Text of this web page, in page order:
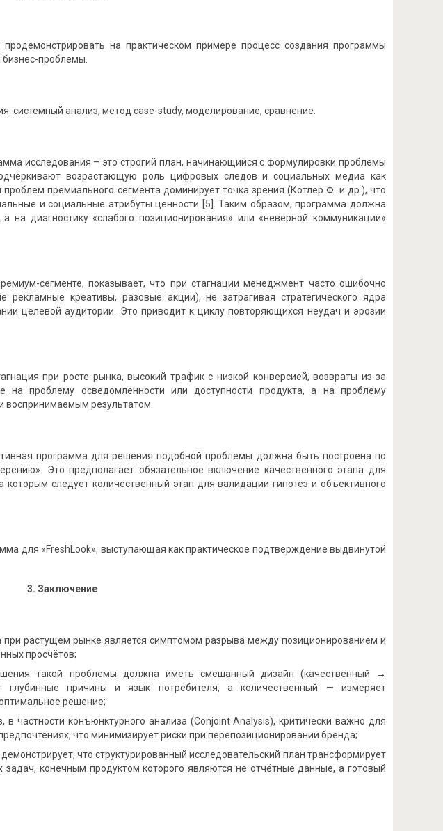
на практическом примере процесс создания программы
проблемы.
системный анализ, метод case-study, моделирование, сравнение.
исследования – это строгий план, начинающийся с формулировки проблемы
возрастающую роль цифровых следов и социальных медиа как
премиального сегмента доминирует точка зрения (Котлер Ф. и др.), что
и социальные атрибуты ценности [5]. Таким образом, программа должна
на диагностику «слабого позиционирования» или «неверной коммуникации»
сегменте, показывает, что при стагнации менеджмент часто ошибочно
рекламные креативы, разовые акции), не затрагивая стратегического ядра
целевой аудитории. Это приводит к циклу повторяющихся неудач и эрозии
при росте рынка, высокий трафик с низкой конверсией, возвраты из-за
на проблему осведомлённости или доступности продукта, а на проблему
воспринимаемым результатом.
программа для решения подобной проблемы должна быть построена по
Это предполагает обязательное включение качественного этапа для
следует количественный этап для валидации гипотез и объективного
для «FreshLook», выступающая как практическое подтверждение выдвинутой
3. Заключение
растущем рынке является симптомом разрыва между позиционированием и
просчётов;
такой проблемы должна иметь смешанный дизайн (качественный →
глубинные причины и язык потребителя, а количественный — измеряет
решение;
в частности конъюнктурного анализа (Conjoint Analysis), критически важно для
что минимизирует риски при перепозиционировании бренда;
что структурированный исследовательский план трансформирует
конечным продуктом которого являются не отчётные данные, а готовый